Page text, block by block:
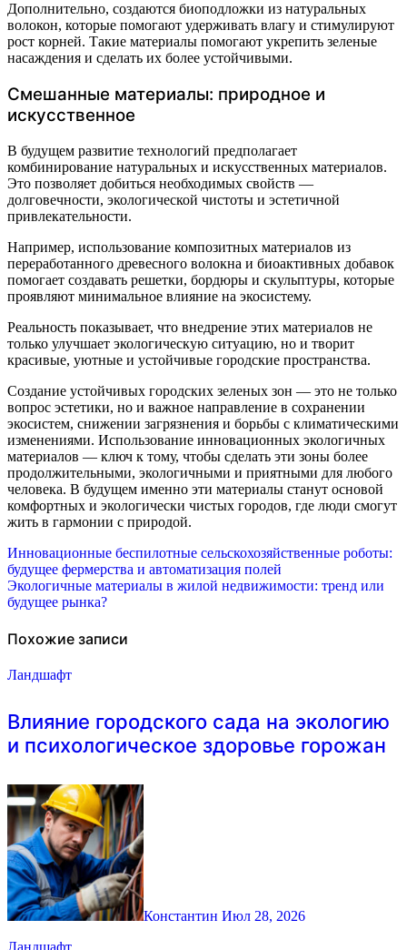
Дополнительно, создаются биоподложки из натуральных
волокон, которые помогают удерживать влагу и стимулируют
рост корней. Такие материалы помогают укрепить зеленые
насаждения и сделать их более устойчивыми.
Смешанные материалы: природное и
искусственное
В будущем развитие технологий предполагает
комбинирование натуральных и искусственных материалов.
Это позволяет добиться необходимых свойств —
долговечности, экологической чистоты и эстетичной
привлекательности.
Например, использование композитных материалов из
переработанного древесного волокна и биоактивных добавок
помогает создавать решетки, бордюры и скульптуры, которые
проявляют минимальное влияние на экосистему.
Реальность показывает, что внедрение этих материалов не
только улучшает экологическую ситуацию, но и творит
красивые, уютные и устойчивые городские пространства.
Создание устойчивых городских зеленых зон — это не только
вопрос эстетики, но и важное направление в сохранении
экосистем, снижении загрязнения и борьбы с климатическими
изменениями. Использование инновационных экологичных
материалов — ключ к тому, чтобы сделать эти зоны более
продолжительными, экологичными и приятными для любого
человека. В будущем именно эти материалы станут основой
комфортных и экологически чистых городов, где люди смогут
жить в гармонии с природой.
Навигация
по
записям
Инновационные беспилотные сельскохозяйственные роботы:
будущее фермерства и автоматизация полей
Экологичные материалы в жилой недвижимости: тренд или
будущее рынка?
Похожие записи
Ландшафт
Влияние городского сада на экологию
и психологическое здоровье горожан
Константин Июл 28, 2026
Ландшафт